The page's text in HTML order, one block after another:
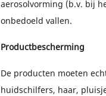
aerosolvorming (b.v. bij
onbedoeld vallen.
Productbescherming
De producten moeten
huidschilfers, haar,